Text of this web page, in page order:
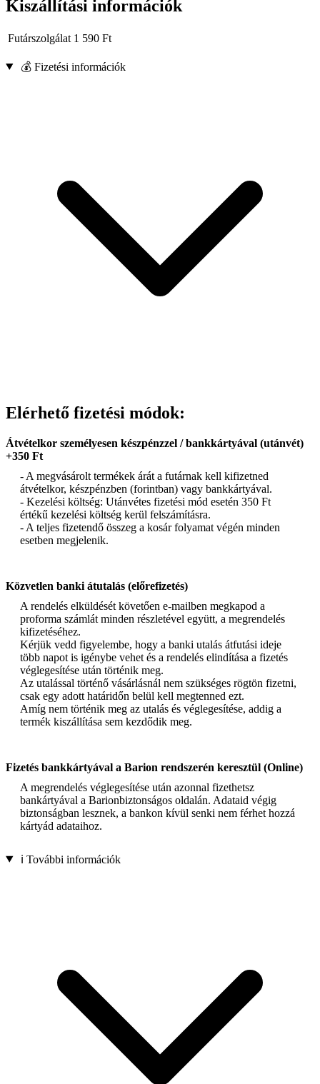
Kiszállítási információk
Futárszolgálat 1 590 Ft
💰 Fizetési információk
Elérhető fizetési módok:
Átvételkor személyesen készpénzzel / bankkártyával (utánvét)
+350 Ft
- A megvásárolt termékek árát a futárnak kell kifizetned
átvételkor, készpénzben (forintban) vagy bankkártyával.
- Kezelési költség: Utánvétes fizetési mód esetén 350 Ft
értékű kezelési költség kerül felszámításra.
- A teljes fizetendő összeg a kosár folyamat végén minden
esetben megjelenik.
Közvetlen banki átutalás (előrefizetés)
A rendelés elküldését követően e-mailben megkapod a
proforma számlát minden részletével együtt, a megrendelés
kifizetéséhez.
Kérjük vedd figyelembe, hogy a banki utalás átfutási ideje
több napot is igénybe vehet és a rendelés elindítása a fizetés
véglegesítése után történik meg.
Az utalással történő vásárlásnál nem szükséges rögtön fizetni,
csak egy adott határidőn belül kell megtenned ezt.
Amíg nem történik meg az utalás és véglegesítése, addig a
termék kiszállítása sem kezdődik meg.
Fizetés bankkártyával a Barion rendszerén keresztül (Online)
A megrendelés véglegesítése után azonnal fizethetsz
bankártyával a Barionbiztonságos oldalán. Adataid végig
biztonságban lesznek, a bankon kívül senki nem férhet hozzá
kártyád adataihoz.
ℹ️ További információk